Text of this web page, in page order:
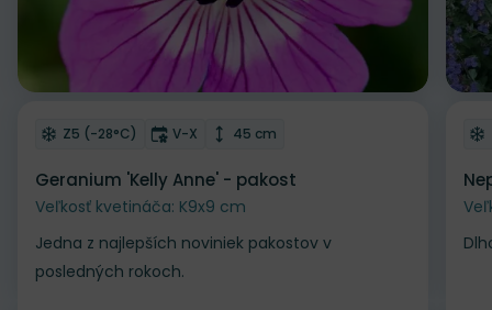
Odober do zoznamu želaní
Mrazuvzdornosť
Z5 (-28°C) Doba kvitnutia
V-X Výška rastliny
45 cm
Geranium 'Kelly Anne' - pakost
Veľkosť kvetináča: K9x9 cm
Jedna z najlepších noviniek pakostov v
posledných rokoch.